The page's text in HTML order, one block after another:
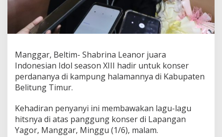
Manggar, Beltim- Shabrina Leanor juara
Indonesian Idol season XIII hadir untuk konser
perdananya di kampung halamannya di Kabupaten
Belitung Timur.
Kehadiran penyanyi ini membawakan lagu-lagu
hitsnya di atas panggung konser di Lapangan
Yagor, Manggar, Minggu (1/6), malam.